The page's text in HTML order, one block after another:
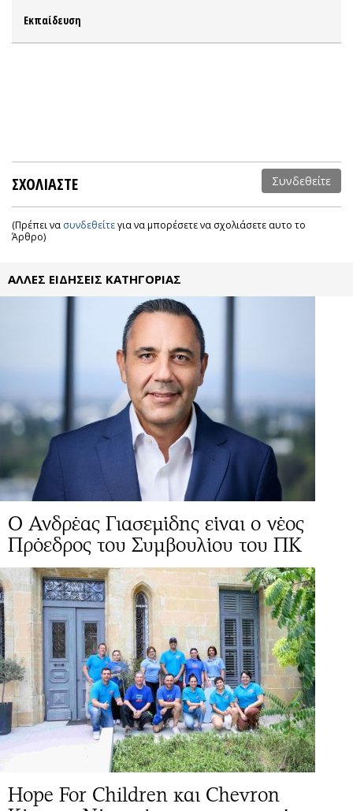
Εκπαίδευση
ΣΧΟΛΙΑΣΤΕ Συνδεθείτε
(Πρέπει να συνδεθείτεγια να μπορέσετε να σχολιάσετε αυτο το
Άρθρο)
ΑΛΛΕΣ ΕΙΔΗΣΕΙΣ ΚΑΤΗΓΟΡΙΑΣ
Ο Ανδρέας Γιασεμίδης είναι ο νέος
Πρόεδρος του Συμβουλίου του ΠΚ
Hope For Children και Chevron